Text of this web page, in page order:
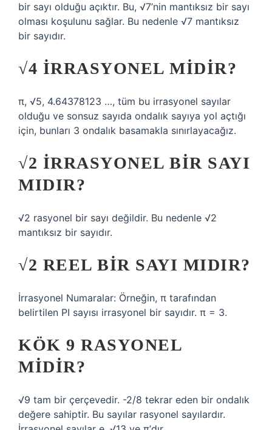
bir sayı olduğu açıktır. Bu, √7’nin mantıksız bir sayı
olması koşulunu sağlar. Bu nedenle √7 mantıksız
bir sayıdır.
√4 IRRASYONEL MIDIR?
π, √5, 4.64378123 …, tüm bu irrasyonel sayılar
olduğu ve sonsuz sayıda ondalık sayıya yol açtığı
için, bunları 3 ondalık basamakla sınırlayacağız.
√2 IRRASYONEL BIR SAYI
MIDIR?
√2 rasyonel bir sayı değildir. Bu nedenle √2
mantıksız bir sayıdır.
√2 REEL BIR SAYI MIDIR?
İrrasyonel Numaralar: Örneğin, π tarafından
belirtilen PI sayısı irrasyonel bir sayıdır. π = 3.
KÖK 9 RASYONEL
MIDIR?
√9 tam bir çerçevedir. -2/8 tekrar eden bir ondalık
değere sahiptir. Bu sayılar rasyonel sayılardır.